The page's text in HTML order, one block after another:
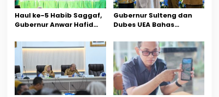
o
s
Haul ke-5 Habib Saggaf,
Gubernur Anwar Hafid
Ilmu dan Pendidikan
Gubernur Sulteng dan
Dubes UEA Bahas
Sektor Jadi Prioritas